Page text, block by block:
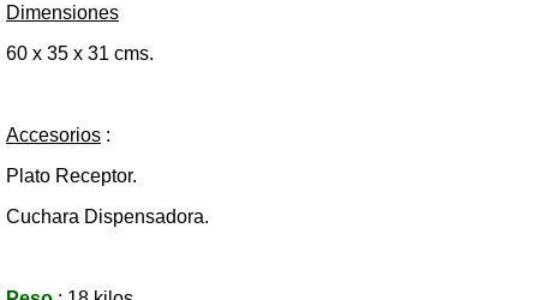
Dimensiones
60 x 35 x 31 cms.
Accesorios :
Plato Receptor.
Cuchara Dispensadora.